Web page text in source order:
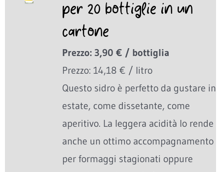
per 20 bottiglie in un
cartone
Prezzo: 3,90 € / bottiglia
Prezzo: 14,18 € / litro
Questo sidro è perfetto da gustare in
estate, come dissetante, come
aperitivo. La leggera acidità lo rende
anche un ottimo accompagnamento
per formaggi stagionati oppure